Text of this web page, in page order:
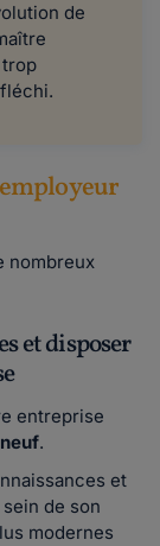
de
nombreux
et disposer
entreprise
.
et
de son
modernes